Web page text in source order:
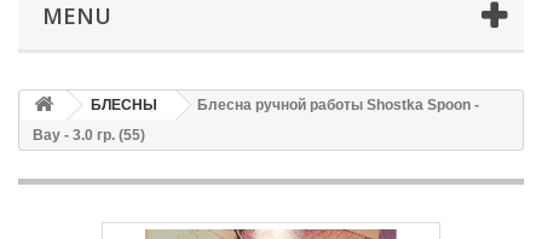
MENU
БЛЕСНЫ
Блесна ручной работы Shostka Spoon -
Bay - 3.0 гр. (55)